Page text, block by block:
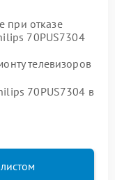
при отказе
70PUS7304
телевизоров
70PUS7304 в